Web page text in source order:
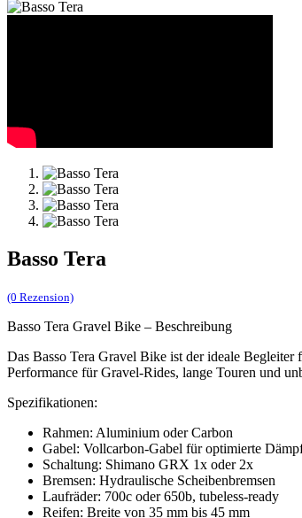
Basso Tera
(0 Rezension)
Basso Tera Gravel Bike – Beschreibung
Das Basso Tera Gravel Bike ist der ideale
Performance für Gravel-Rides, lange Touren und
Spezifikationen:
Rahmen: Aluminium oder Carbon
Gabel: Vollcarbon-Gabel für optimierte
Schaltung: Shimano GRX 1x oder 2x
Bremsen: Hydraulische Scheibenbremsen
Laufräder: 700c oder 650b, tubeless-ready
Reifen: Breite von 35 mm bis 45 mm